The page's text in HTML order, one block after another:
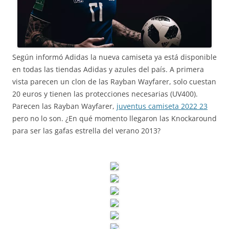
Según informó Adidas la nueva camiseta ya está disponible
en todas las tiendas Adidas y azules del país. A primera
vista parecen un clon de las Rayban Wayfarer, solo cuestan
20 euros y tienen las protecciones necesarias (UV400).
Parecen las Rayban Wayfarer, juventus camiseta 2022 23
pero no lo son. ¿En qué momento llegaron las Knockaround
para ser las gafas estrella del verano 2013?